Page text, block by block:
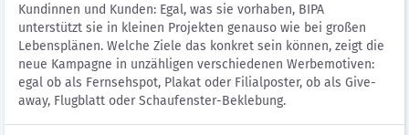
Kundinnen und Kunden: Egal, was sie vorhaben, BIPA
unterstützt sie in kleinen Projekten genauso wie bei großen
Lebensplänen. Welche Ziele das konkret sein können, zeigt die
neue Kampagne in unzähligen verschiedenen Werbemotiven:
egal ob als Fernsehspot, Plakat oder Filialposter, ob als Give-
away, Flugblatt oder Schaufenster-Beklebung.